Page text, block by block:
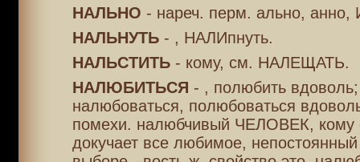
НАЛЬНО - нареч. перм. ально,
НАЛЬНУТЬ- , НАЛИпнуть.
НАЛЬСТИТЬ- кому, см. НАЛЕЩАТЬ.
НАЛЮБИТЬСЯ - , полюбить вдоволь;
налюбоваться, полюбоваться
помехи. налюбчивый ЧЕЛОВЕК, кому
докучает все любимое,